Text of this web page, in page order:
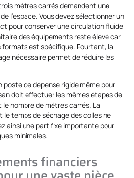
mètres carrés demandent une
l’espace. Vous devez sélectionner un
pour conserver une circulation fluide
des équipements reste élevé car
est spécifique. Pourtant, la
nécessaire permet de réduire les
poste de dépense rigide même pour
doit effectuer les mêmes étapes de
nombre de mètres carrés. La
temps de séchage des colles ne
ainsi une part fixe importante pour
minimales.
financiers